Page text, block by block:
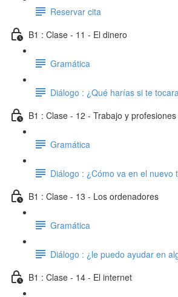
Reservar cita
B1 : Clase - 11 - El dinero
Gramática
Diálogo : ¿Qué harías si te
B1 : Clase - 12 - Trabajo y profesiones
Gramática
Diálogo : ¿Cómo va en el nuevo
B1 : Clase - 13 - Los ordenadores
Gramática
Diálogo : ¿le puedo ayudar en
B1 : Clase - 14 - El internet